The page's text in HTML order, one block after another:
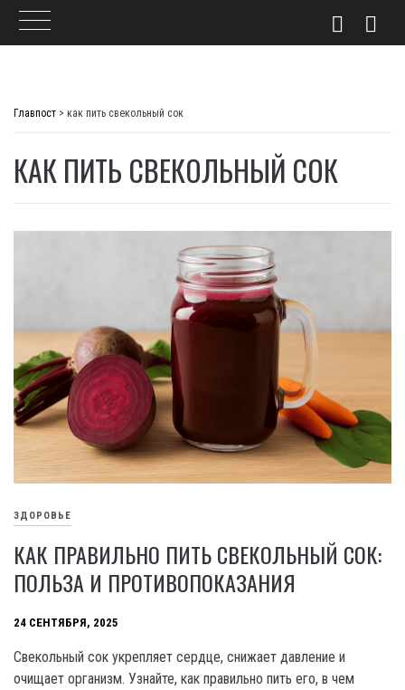
Главпост > как пить свекольный сок
КАК ПИТЬ СВЕКОЛЬНЫЙ СОК
ЗДОРОВЬЕ
КАК ПРАВИЛЬНО ПИТЬ СВЕКОЛЬНЫЙ СОК:
ПОЛЬЗА И ПРОТИВОПОКАЗАНИЯ
24 СЕНТЯБРЯ, 2025
Свекольный сок укрепляет сердце, снижает давление и
очищает организм. Узнайте, как правильно пить его, в чем